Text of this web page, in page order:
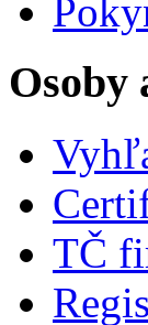
Osoby
TČ